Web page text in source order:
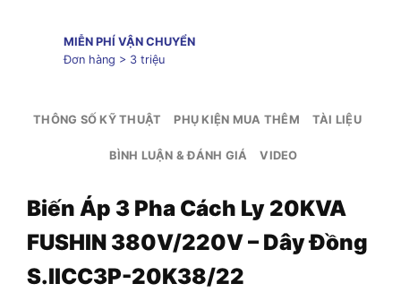
MIỄN PHÍ VẬN CHUYỂN
Đơn hàng > 3 triệu
THÔNG SỐ KỸ THUẬT PHỤ KIỆN MUA THÊM TÀI LIỆU
BÌNH LUẬN & ĐÁNH GIÁ VIDEO
Biến Áp 3 Pha Cách Ly 20KVA
FUSHIN 380V/220V – Dây Đồng
S.IICC3P-20K38/22